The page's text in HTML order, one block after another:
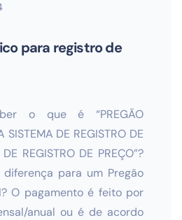
para registro de
o que é “PREGÃO
SISTEMA DE REGISTRO DE
REGISTRO DE PREÇO”?
para um Pregão
O pagamento é feito por
anual ou é de acordo